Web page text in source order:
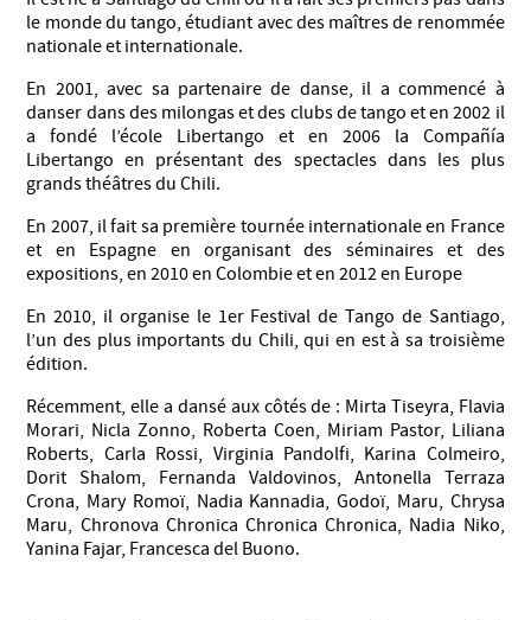
le monde du tango, étudiant avec des maîtres de renommée
nationale et internationale.
En 2001, avec sa partenaire de danse, il a commencé à
danser dans des milongas et des clubs de tango et en 2002 il
a fondé l’école Libertango et en 2006 la Compañía
Libertango en présentant des spectacles dans les plus
grands théâtres du Chili.
En 2007, il fait sa première tournée internationale en France
et en Espagne en organisant des séminaires et des
expositions, en 2010 en Colombie et en 2012 en Europe
En 2010, il organise le 1er Festival de Tango de Santiago,
l’un des plus importants du Chili, qui en est à sa troisième
édition.
Récemment, elle a dansé aux côtés de : Mirta Tiseyra, Flavia
Morari, Nicla Zonno, Roberta Coen, Miriam Pastor, Liliana
Roberts, Carla Rossi, Virginia Pandolfi, Karina Colmeiro,
Dorit Shalom, Fernanda Valdovinos, Antonella Terraza
Crona, Mary Romoï, Nadia Kannadia, Godoï, Maru, Chrysa
Maru, Chronova Chronica Chronica Chronica, Nadia Niko,
Yanina Fajar, Francesca del Buono.